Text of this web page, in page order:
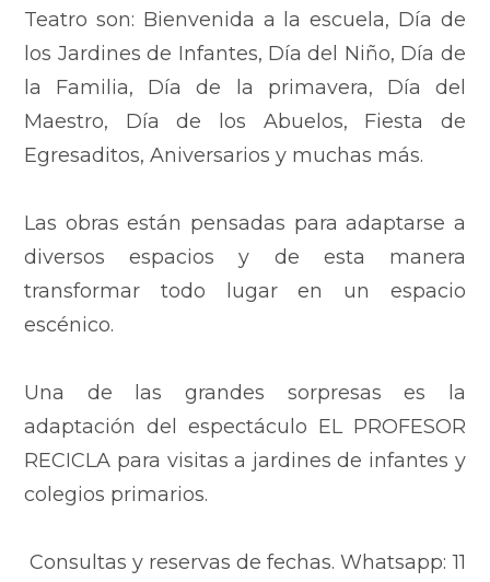
Teatro son: Bienvenida a la escuela, Día de
los Jardines de Infantes, Día del Niño, Día de
la Familia, Día de la primavera, Día del
Maestro, Día de los Abuelos, Fiesta de
Egresaditos, Aniversarios y muchas más.
Las obras están pensadas para adaptarse a
diversos espacios y de esta manera
transformar todo lugar en un espacio
escénico.
Una de las grandes sorpresas es la
adaptación del espectáculo EL PROFESOR
RECICLA para visitas a jardines de infantes y
colegios primarios.
Consultas y reservas de fechas. Whatsapp: 11